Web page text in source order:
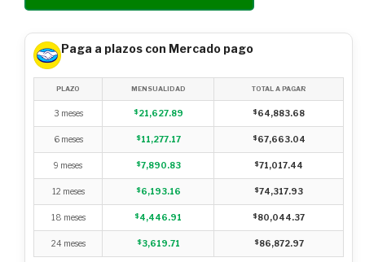
Paga a plazos con Mercado pago
PLAZO MENSUALIDAD TOTAL A PAGAR
3 meses $21,627.89 $64,883.68
6 meses $11,277.17 $67,663.04
9 meses $7,890.83 $71,017.44
12 meses $6,193.16 $74,317.93
18 meses $4,446.91 $80,044.37
24 meses $3,619.71 $86,872.97